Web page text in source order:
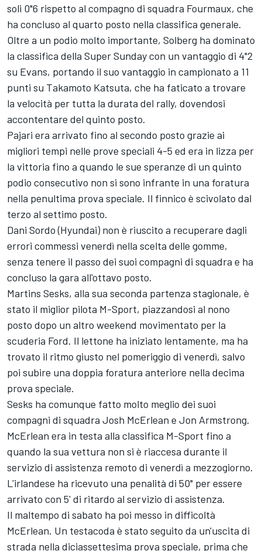
soli 0"6 rispetto al compagno di squadra Fourmaux, che
ha concluso al quarto posto nella classifica generale.
Oltre a un podio molto importante, Solberg ha dominato
la classifica della Super Sunday con un vantaggio di 4"2
su Evans, portando il suo vantaggio in campionato a 11
punti su Takamoto Katsuta, che ha faticato a trovare
la velocità per tutta la durata del rally, dovendosi
accontentare del quinto posto.
Pajari era arrivato fino al secondo posto grazie ai
migliori tempi nelle prove speciali 4-5 ed era in lizza per
la vittoria fino a quando le sue speranze di un quinto
podio consecutivo non si sono infrante in una foratura
nella penultima prova speciale. Il finnico è scivolato dal
terzo al settimo posto.
Dani Sordo (Hyundai) non è riuscito a recuperare dagli
errori commessi venerdì nella scelta delle gomme,
senza tenere il passo dei suoi compagni di squadra e ha
concluso la gara all'ottavo posto.
Martins Sesks, alla sua seconda partenza stagionale, è
stato il miglior pilota M-Sport, piazzandosi al nono
posto dopo un altro weekend movimentato per la
scuderia Ford. Il lettone ha iniziato lentamente, ma ha
trovato il ritmo giusto nel pomeriggio di venerdì, salvo
poi subire una doppia foratura anteriore nella decima
prova speciale.
Sesks ha comunque fatto molto meglio dei suoi
compagni di squadra Josh McErlean e Jon Armstrong.
McErlean era in testa alla classifica M-Sport fino a
quando la sua vettura non si è riaccesa durante il
servizio di assistenza remoto di venerdì a mezzogiorno.
L'irlandese ha ricevuto una penalità di 50" per essere
arrivato con 5' di ritardo al servizio di assistenza.
Il maltempo di sabato ha poi messo in difficoltà
McErlean. Un testacoda è stato seguito da un'uscita di
strada nella diciassettesima prova speciale, prima che